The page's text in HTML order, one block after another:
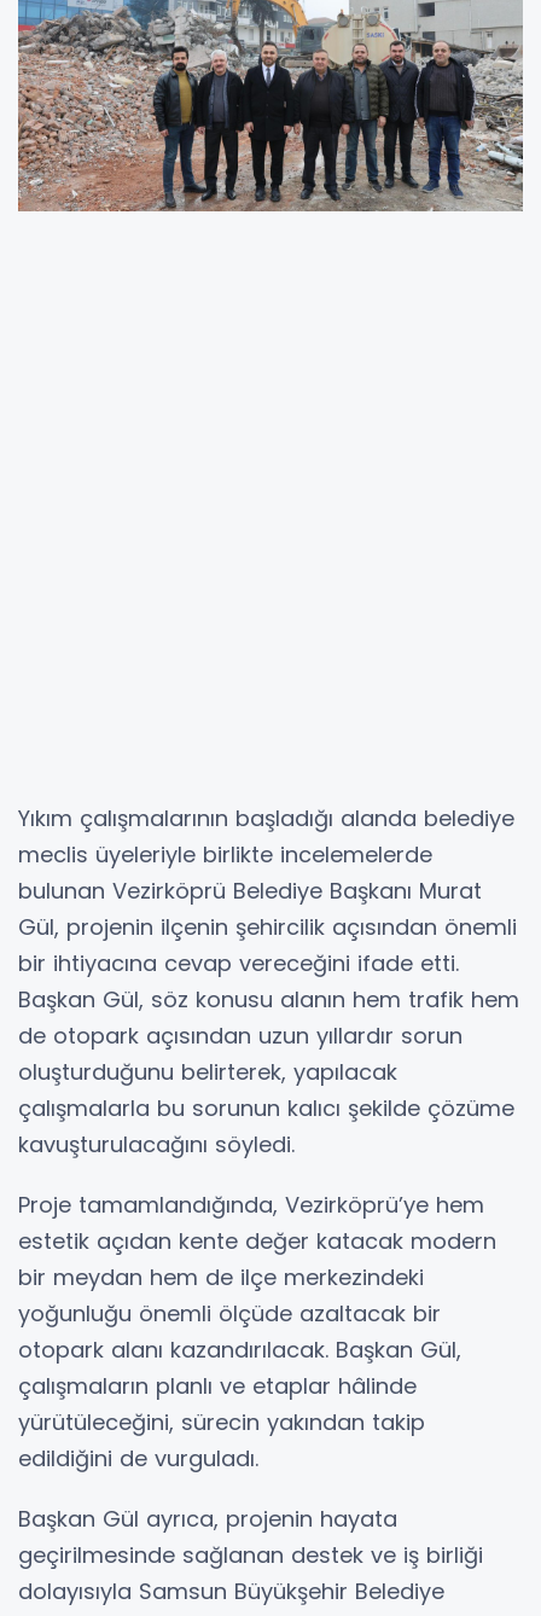
Yıkım çalışmalarının başladığı alanda belediye
meclis üyeleriyle birlikte incelemelerde
bulunan Vezirköprü Belediye Başkanı Murat
Gül, projenin ilçenin şehircilik açısından önemli
bir ihtiyacına cevap vereceğini ifade etti.
Başkan Gül, söz konusu alanın hem trafik hem
de otopark açısından uzun yıllardır sorun
oluşturduğunu belirterek, yapılacak
çalışmalarla bu sorunun kalıcı şekilde çözüme
kavuşturulacağını söyledi.
Proje tamamlandığında, Vezirköprü’ye hem
estetik açıdan kente değer katacak modern
bir meydan hem de ilçe merkezindeki
yoğunluğu önemli ölçüde azaltacak bir
otopark alanı kazandırılacak. Başkan Gül,
çalışmaların planlı ve etaplar hâlinde
yürütüleceğini, sürecin yakından takip
edildiğini de vurguladı.
Başkan Gül ayrıca, projenin hayata
geçirilmesinde sağlanan destek ve iş birliği
dolayısıyla Samsun Büyükşehir Belediye